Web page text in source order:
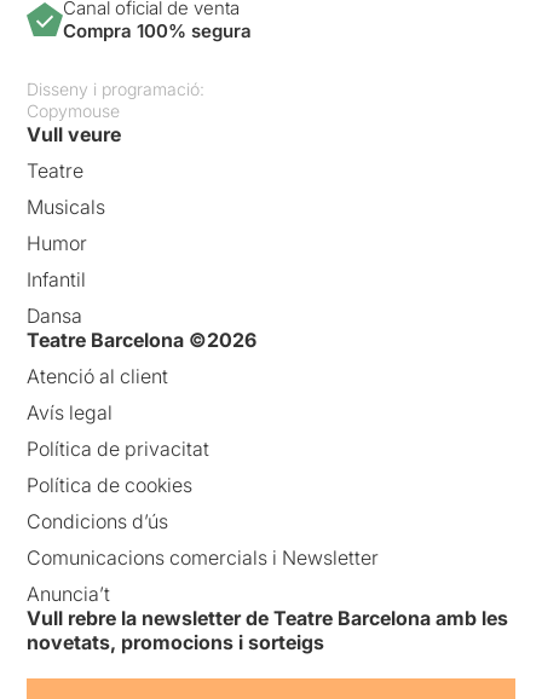
Canal oficial de venta
Compra 100% segura
Disseny i programació:
Copymouse
Vull veure
Teatre
Musicals
Humor
Infantil
Dansa
Teatre Barcelona ©2026
Atenció al client
Avís legal
Política de privacitat
Política de cookies
Condicions d’ús
Comunicacions comercials i Newsletter
Anuncia’t
Vull rebre la newsletter de Teatre Barcelona amb les
novetats, promocions i sorteigs